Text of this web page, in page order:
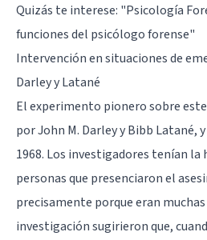
Quizás te interese: "Psicología
funciones del psicólogo forense"
Intervención en situaciones de
Darley y Latané
El experimento pionero sobre
por John M. Darley y Bibb Latané,
1968. Los investigadores tenían la
personas que presenciaron el
precisamente porque eran
investigación sugirieron que,